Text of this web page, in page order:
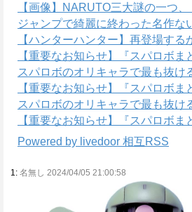
【画像】NARUTO三大謎の一つ
ジャンプで綺麗に終わった名作な
【ハンターハンター】再登場する
【重要なお知らせ】『スパロボ
スパロボのオリキャラで最も抜け
【重要なお知らせ】『スパロボ
スパロボのオリキャラで最も抜け
【重要なお知らせ】『スパロボ
Powered by livedoor 相互RSS
1: 名無し 2024/04/05 21:00:58